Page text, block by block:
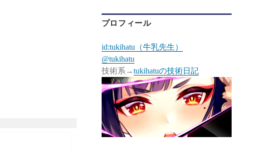
プロフィール
id:tukihatu（牛乳先生）
@tukihatu
技術系→tukihatuの技術日記